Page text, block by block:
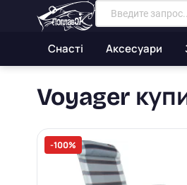
Снасті Аксесуари
Voyager
-100%